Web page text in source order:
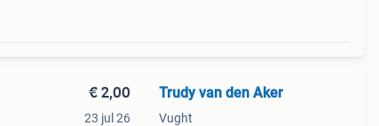
€ 2,00
23 jul 26
Trudy van den Aker
Vught